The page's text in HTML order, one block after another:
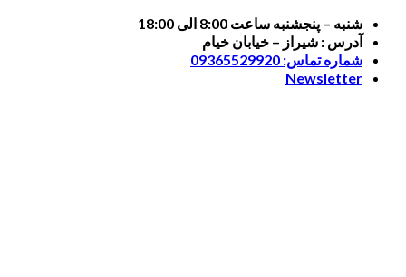
Skip
content
شنبه – پنجشنبه ساعت 8:00 الی 18:00
آدرس : شیراز – خیابان خیام
شماره تماس: 09365529920
Newsletter